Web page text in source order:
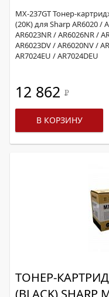
MX-237GT Тонер-
(20K) для Sharp AR6020 /
AR6023NR / AR6026NR /
AR6023DV / AR6020NV /
AR7024EU / AR7024DEU
12 862 Р
В КОРЗИНУ
ТОНЕР-
(BLACK) SHARP